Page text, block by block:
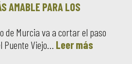
AMABLE PARA LOS
de Murcia va a cortar el paso
Puente Viejo… Leer más